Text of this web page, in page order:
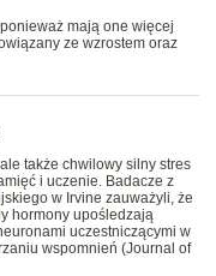
mają one więcej
ze wzrostem oraz
ale także chwilowy silny stres
i uczenie. Badacze z
w Irvine zauważyli, że
hormony upośledzają
uczestniczącymi w
wspomnień (Journal of